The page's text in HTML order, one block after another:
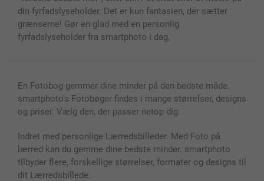
din fyrfadslyseholder. Det er kun fantasien, der sætter
grænserne! Gør en glad med en personlig
fyrfadslyseholder fra smartphoto i dag,
En Fotobog gemmer dine minder på den bedste måde.
smartphoto's Fotobøger findes i mange størrelser, designs
og priser. Vælg den, der passer netop dig.
Indret med personlige Lærredsbilleder. Med Foto på
lærred kan du gemme dine bedste minder. smartphoto
tilbyder flere, forskellige størrelser, formater og designs til
dit Lærredsbillede.